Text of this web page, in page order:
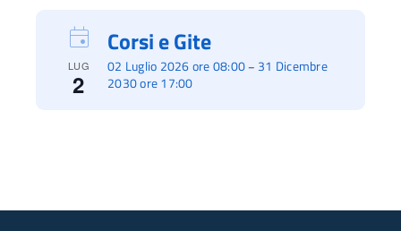
LUG
2
02 Luglio 2026 ore 08:00– 31 Dicembre
2030 ore 17:00
Corsi e Gite